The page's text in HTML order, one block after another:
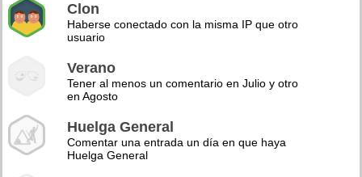
Clon
Haberse conectado con la misma IP que otro
usuario
Verano
Tener al menos un comentario en Julio y otro
en Agosto
Huelga General
Comentar una entrada un día en que haya
Huelga General